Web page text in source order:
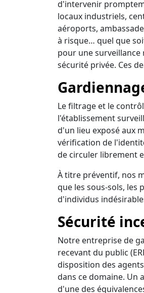
d'intervenir
locaux industriels,
aéroports,
à risque… quel que
pour une surveillance
sécurité privée. Ces
Le filtrage et le
l'établissement
d'un lieu exposé aux
vérification de
de circuler librement
À titre préventif, nos
que les sous-sols, les
d'individus
Sécurité
Notre entreprise de
recevant du public
disposition des
dans ce domaine. Un
d'une des